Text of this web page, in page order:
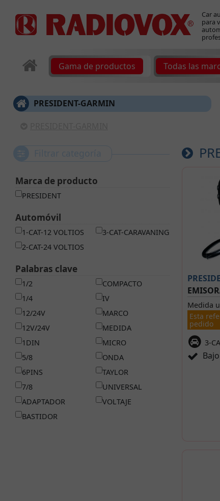
Car
para
Gama de productos Todas las
PRESIDENT-GARMIN
Marca de producto
PRESIDENT
Automóvil
1-CAT-12 VOLTIOS
2-CAT-24 VOLTIOS
3-CAT-CARAVANING
Palabras clave
1/2
1/4
12/24V
12V/24V
1DIN
5/8
6PINS
7/8
ADAPTADOR
BASTIDOR
COMPACTO
IV
MARCO
MEDIDA
MICRO
ONDA
TAYLOR
UNIVERSAL
VOLTAJE
Medida
Esta
pedido
3-